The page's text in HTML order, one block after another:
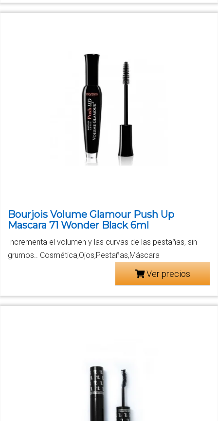
Bourjois Volume Glamour Push Up
Mascara 71 Wonder Black 6ml
Incrementa el volumen y las curvas de las pestañas, sin
grumos.. Cosmética,Ojos,Pestañas,Máscara
Ver precios